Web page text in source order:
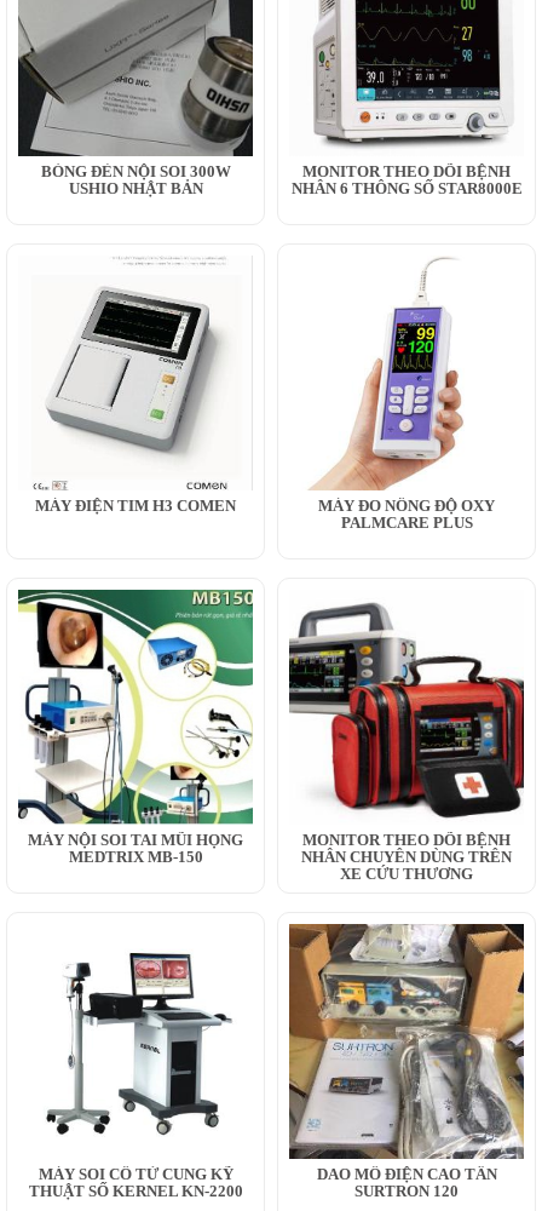
BÓNG ĐÈN NỘI SOI 300W
USHIO NHẬT BẢN
MONITOR THEO DÕI BỆNH
NHÂN 6 THÔNG SỐ STAR8000E
MÁY ĐIỆN TIM H3 COMEN
MÁY ĐO NỒNG ĐỘ OXY
PALMCARE PLUS
MÁY NỘI SOI TAI MŨI HỌNG
MEDTRIX MB-150
MONITOR THEO DÕI BỆNH
NHÂN CHUYÊN DÙNG TRÊN
XE CỨU THƯƠNG
MÁY SOI CỔ TỬ CUNG KỸ
THUẬT SỐ KERNEL KN-2200
DAO MỔ ĐIỆN CAO TẦN
SURTRON 120